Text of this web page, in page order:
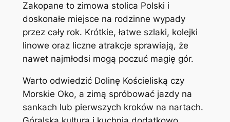
Zakopane to zimowa stolica Polski i
doskonałe miejsce na rodzinne wypady
przez cały rok. Krótkie, łatwe szlaki, kolejki
linowe oraz liczne atrakcje sprawiają, że
nawet najmłodsi mogą poczuć magię gór.
Warto odwiedzić Dolinę Kościeliską czy
Morskie Oko, a zimą spróbować jazdy na
sankach lub pierwszych kroków na nartach.